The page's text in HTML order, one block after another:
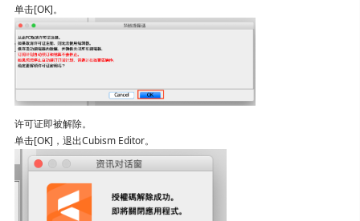
单击[OK]。
许可证即被解除。
单击[OK]，退出Cubism Editor。